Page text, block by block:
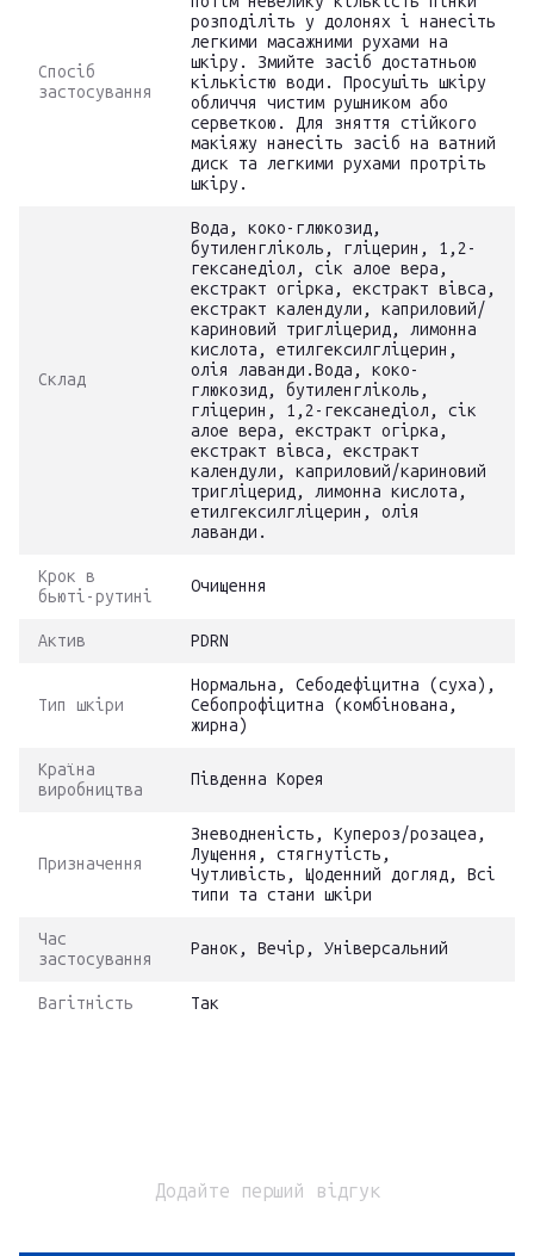
Спосіб
застосування
розподіліть у долонях і нанесіть
легкими масажними рухами на
шкіру. Змийте засіб достатньою
кількістю води. Просушіть шкіру
обличчя чистим рушником або
серветкою. Для зняття стійкого
макіяжу нанесіть засіб на ватний
диск та легкими рухами протріть
шкіру.
Склад
Вода, коко-глюкозид,
бутиленгліколь, гліцерин, 1,2-
гексанедіол, сік алое вера,
екстракт огірка, екстракт вівса,
екстракт календули, каприловий/
кариновий тригліцерид, лимонна
кислота, етилгексилгліцерин,
олія лаванди.Вода, коко-
глюкозид, бутиленгліколь,
гліцерин, 1,2-гексанедіол, сік
алое вера, екстракт огірка,
екстракт вівса, екстракт
календули, каприловий/кариновий
тригліцерид, лимонна кислота,
етилгексилгліцерин, олія
лаванди.
Крок в
бьюті-рутині
Очищення
Актив PDRN
Тип шкіри
Нормальна, Себодефіцитна (суха),
Себопрофіцитна (комбінована,
жирна)
Країна
виробництва
Південна Корея
Призначення
Зневодненість, Купероз/розацеа,
Лущення, стягнутість,
Чутливість, Щоденний догляд, Всі
типи та стани шкіри
Час
застосування
Ранок, Вечір, Універсальний
Вагітність Так
Додайте перший відгук